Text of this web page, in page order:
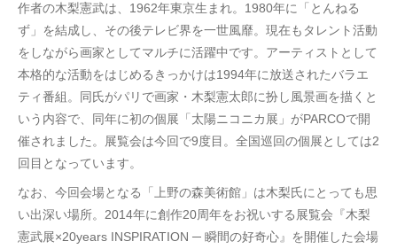
作者の木梨憲武は、1962年東京生まれ。1980年に「とんねる
ず」を結成し、その後テレビ界を一世風靡。現在もタレント活動
をしながら画家としてマルチに活躍中です。アーティストとして
本格的な活動をはじめるきっかけは1994年に放送されたバラエ
ティ番組。同氏がパリで画家・木梨憲太郎に扮し風景画を描くと
いう内容で、同年に初の個展「太陽ニコニカ展」がPARCOで開
催されました。展覧会は今回で9度目。全国巡回の個展としては2
回目となっています。
なお、今回会場となる「上野の森美術館」は木梨氏にとっても思
い出深い場所。2014年に創作20周年をお祝いする展覧会『木梨
憲武展×20years INSPIRATION ─ 瞬間の好奇心』を開催した会場